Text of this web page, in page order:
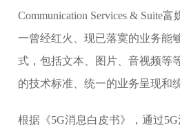
Communication Services & Suite
一曾经红火、现已落寞的业务能
式，包括文本、图片、音视频等
的技术标准、统一的业务呈现和
根据《5G消息白皮书》，通过